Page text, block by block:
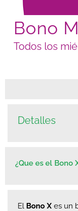
Bono
Todos los
Detalles
¿Que es el Bono
El Bono X es un